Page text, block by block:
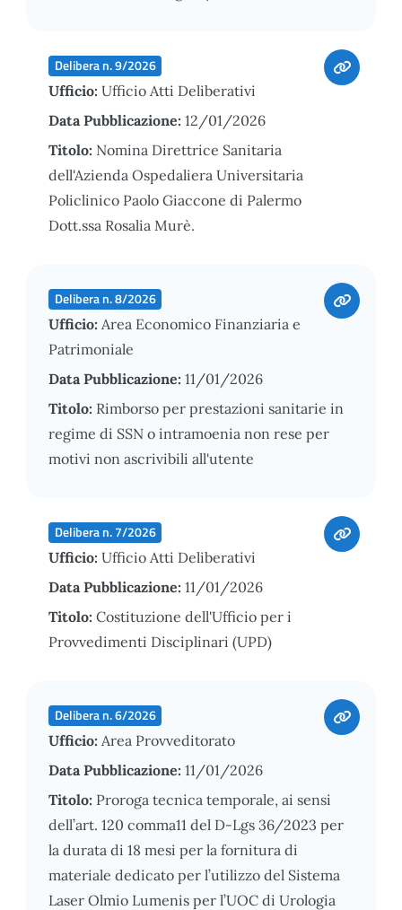
Delibera n. 9/2026
Ufficio: Ufficio Atti Deliberativi
Data Pubblicazione: 12/01/2026
Titolo: Nomina Direttrice Sanitaria
dell'Azienda Ospedaliera Universitaria
Policlinico Paolo Giaccone di Palermo
Dott.ssa Rosalia Murè.
Delibera n. 8/2026
Ufficio: Area Economico Finanziaria e
Patrimoniale
Data Pubblicazione: 11/01/2026
Titolo: Rimborso per prestazioni sanitarie in
regime di SSN o intramoenia non rese per
motivi non ascrivibili all'utente
Delibera n. 7/2026
Ufficio: Ufficio Atti Deliberativi
Data Pubblicazione: 11/01/2026
Titolo: Costituzione dell'Ufficio per i
Provvedimenti Disciplinari (UPD)
Delibera n. 6/2026
Ufficio: Area Provveditorato
Data Pubblicazione: 11/01/2026
Titolo: Proroga tecnica temporale, ai sensi
dell’art. 120 comma11 del D-Lgs 36/2023 per
la durata di 18 mesi per la fornitura di
materiale dedicato per l’utilizzo del Sistema
Laser Olmio Lumenis per l’UOC di Urologia